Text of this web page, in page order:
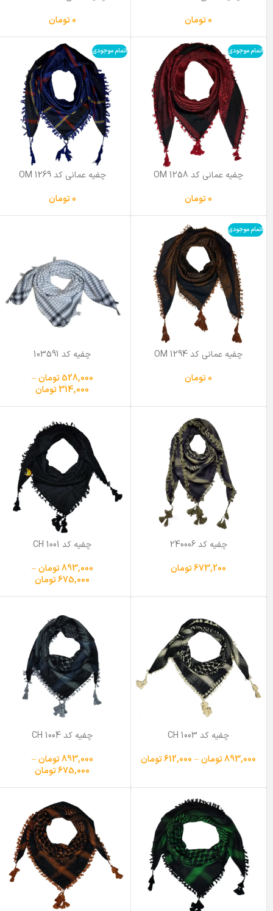
0تومان
0 تومان
اتمام موجودی
چفیه عمانی کد OM 1258
0تومان
اتمام موجودی
چفیه عمانی کد OM 1269
0 تومان
اتمام موجودی
چفیه عمانی کد OM 1294
0تومان
چفیه کد 103591
528,000 تومان –
314,000تومان
چفیه کد 240006
673,200تومان
چفیه کد CH 1001
893,000تومان –
675,000تومان
چفیه کد CH 1003
893,000تومان –
612,000تومان
چفیه کد CH 1004
893,000تومان –
675,000تومان